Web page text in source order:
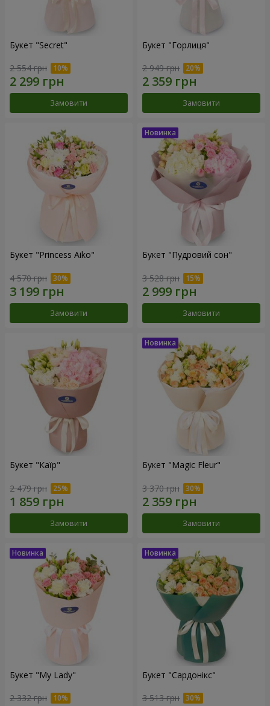
Букет "Secret"
2 554 грн
Замовити
Букет "Горлиця"
2 949 грн
Замовити
Букет "Princess Aiko"
4 570 грн
Замовити
Букет "Пудровий сон"
3 528 грн
Замовити
Букет "Каїр"
2 479 грн
Замовити
Букет "Magic Fleur"
3 370 грн
Замовити
Букет "My Lady"
2 332 грн
Букет "Сардонікс"
3 513 грн